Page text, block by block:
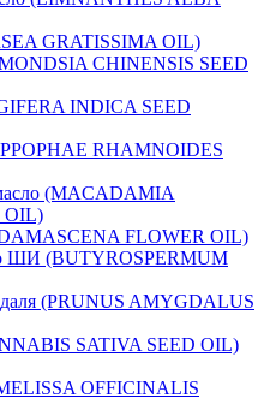
GRATISSIMA OIL)
CHINENSIS SEED
INDICA SEED
RHAMNOIDES
(MACADAMIA
OIL)
FLOWER OIL)
ШИ (BUTYROSPERMUM
(PRUNUS AMYGDALUS
SATIVA SEED OIL)
OFFICINALIS